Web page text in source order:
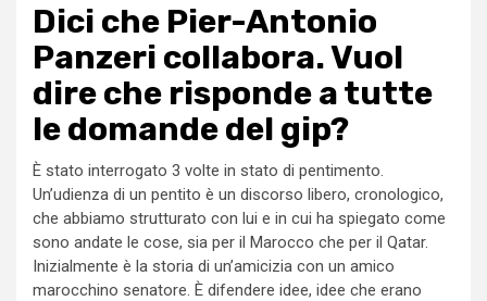
Dici che Pier-Antonio
Panzeri collabora. Vuol
dire che risponde a tutte
le domande del gip?
È stato interrogato 3 volte in stato di pentimento.
Un’udienza di un pentito è un discorso libero, cronologico,
che abbiamo strutturato con lui e in cui ha spiegato come
sono andate le cose, sia per il Marocco che per il Qatar.
Inizialmente è la storia di un’amicizia con un amico
marocchino senatore. È difendere idee, idee che erano